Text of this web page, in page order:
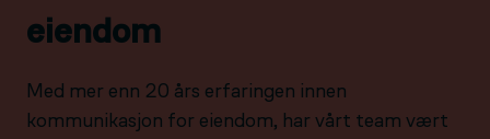
eiendom
Med mer enn 20 års erfaringen innen
kommunikasjon for eiendom, har vårt team vært